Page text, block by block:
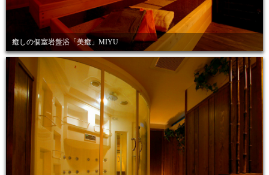
癒しの個室岩盤浴「美癒」MIYU